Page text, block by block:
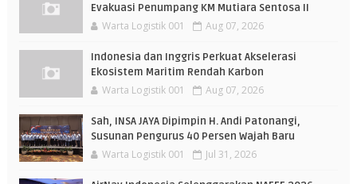
Evakuasi Penumpang KM Mutiara Sentosa II
Warta Logistik 001 Aug 07, 2026
Indonesia dan Inggris Perkuat Akselerasi
Ekosistem Maritim Rendah Karbon
Warta Logistik 001 Aug 07, 2026
Sah, INSA JAYA Dipimpin H. Andi Patonangi,
Susunan Pengurus 40 Persen Wajah Baru
Warta Logistik 001 Jul 31, 2026